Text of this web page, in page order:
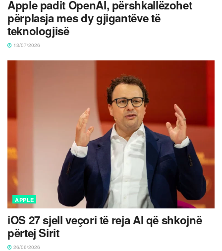
Apple padit OpenAI, përshkallëzohet
përplasja mes dy gjigantëve të
teknologjisë
13/07/2026
APPLE
iOS 27 sjell veçori të reja AI që shkojnë
përtej Sirit
26/06/2026